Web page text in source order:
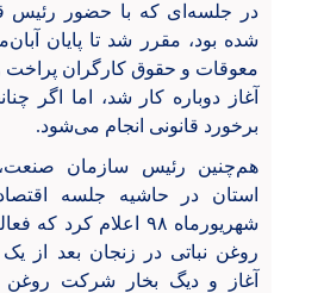
در جلسه‌ای که با حضور رئیس
معوقات و حقوق کارگران پراخت
آغاز دوباره کار شد، اما اگر
برخورد قانونی انجام می‌شود.
هم‌چنین رئیس سازمان
استان در حاشیه جلسه
شهریورماه ۹۸ اعلام
روغن نباتی در زنجان بعد از
آغاز و دیگ بخار شرکت